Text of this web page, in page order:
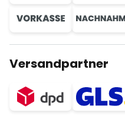
Versandpartner